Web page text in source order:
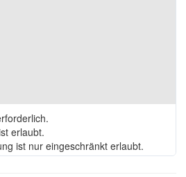
erlaubt.
ist nur eingeschränkt erlaubt.